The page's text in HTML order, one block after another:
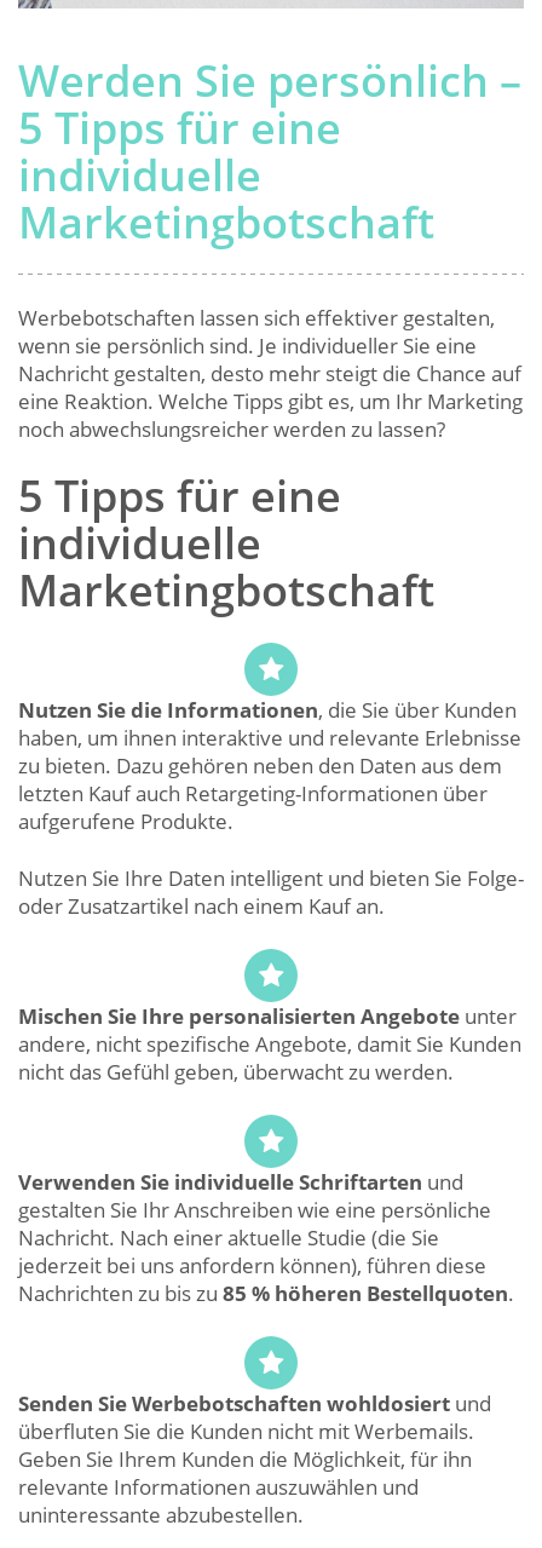
Werden Sie persönlich –
5 Tipps für eine
individuelle
Marketingbotschaft
Werbebotschaften lassen sich effektiver gestalten,
wenn sie persönlich sind. Je individueller Sie eine
Nachricht gestalten, desto mehr steigt die Chance auf
eine Reaktion. Welche Tipps gibt es, um Ihr Marketing
noch abwechslungsreicher werden zu lassen?
5 Tipps für eine
individuelle
Marketingbotschaft
Nutzen Sie die Informationen, die Sie über Kunden
haben, um ihnen interaktive und relevante Erlebnisse
zu bieten. Dazu gehören neben den Daten aus dem
letzten Kauf auch Retargeting-Informationen über
aufgerufene Produkte.
Nutzen Sie Ihre Daten intelligent und bieten Sie Folge-
oder Zusatzartikel nach einem Kauf an.
Mischen Sie Ihre personalisierten Angebote unter
andere, nicht spezifische Angebote, damit Sie Kunden
nicht das Gefühl geben, überwacht zu werden.
Verwenden Sie individuelle Schriftarten und
gestalten Sie Ihr Anschreiben wie eine persönliche
Nachricht. Nach einer aktuelle Studie (die Sie
jederzeit bei uns anfordern können), führen diese
Nachrichten zu bis zu 85 % höheren Bestellquoten.
Senden Sie Werbebotschaften wohldosiert und
überfluten Sie die Kunden nicht mit Werbemails.
Geben Sie Ihrem Kunden die Möglichkeit, für ihn
relevante Informationen auszuwählen und
uninteressante abzubestellen.